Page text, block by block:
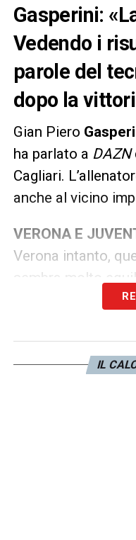
Gasperini:
Vedendo i
parole del
dopo la
Gian Piero
ha parlato a DAZN
Cagliari.
anche al vicino
VERONA E
Verona intanto,
sembra molto
anche dai risultati
puoi fare brutta
chiunque.
IL